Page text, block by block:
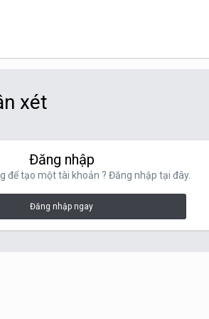
xét
Đăng nhập
để tạo một tài khoản ? Đăng nhập tại đây.
Đăng nhập ngay